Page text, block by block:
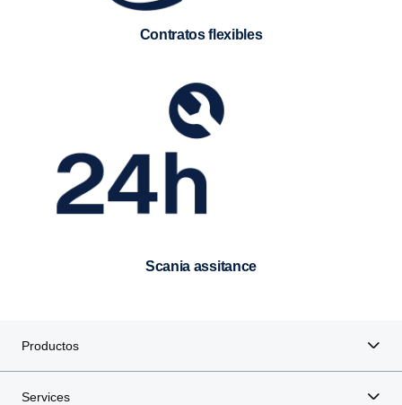
Contratos flexibles
scania assitance
Productos
Services